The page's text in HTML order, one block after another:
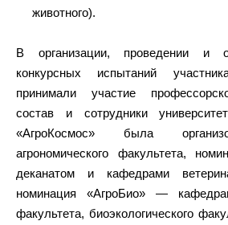
животного).
В организации, проведении и
конкурсных испытаний
принимали участие
состав и сотрудники
«АгроКосмос» была
агрономического факультета,
деканатом и кафедрами
номинация «АгроБио» —
факультета, биоэкологического